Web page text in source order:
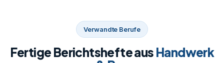
Verwandte Berufe
Fertige Berichtshefte aus Handwerk